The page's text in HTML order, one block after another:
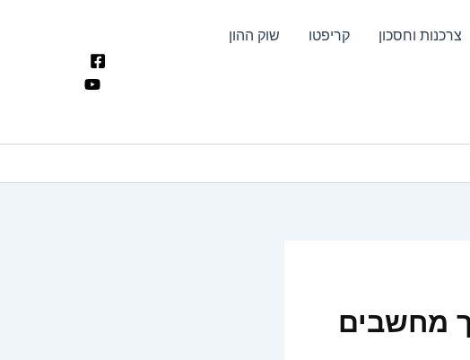
צרכנות וחסכון קריפטו שוק ההון
ואיך מחשבים